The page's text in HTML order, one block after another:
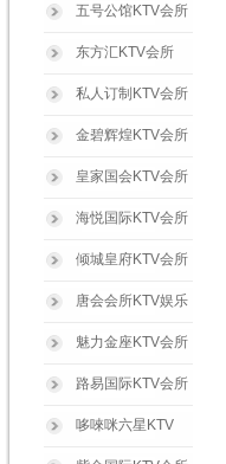
五号公馆KTV会所
东方汇KTV会所
私人订制KTV会所
金碧辉煌KTV会所
皇家国会KTV会所
海悦国际KTV会所
倾城皇府KTV会所
唐会会所KTV娱乐
魅力金座KTV会所
路易国际KTV会所
哆唻咪六星KTV